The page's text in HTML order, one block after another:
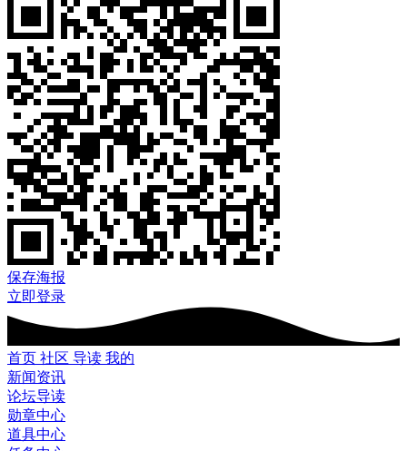
保存海报
立即登录
首页 社区 导读 我的
新闻资讯
论坛导读
勋章中心
道具中心